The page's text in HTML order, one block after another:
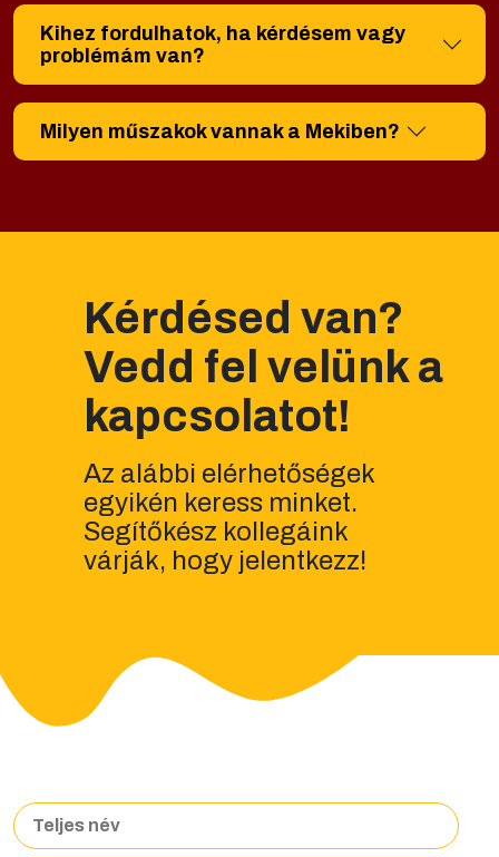
Kihez fordulhatok, ha kérdésem vagy
problémám van?
Milyen műszakok vannak a Mekiben?
Kérdésed van?
Vedd fel velünk a
kapcsolatot!
Az alábbi elérhetőségek
egyikén keress minket.
Segítőkész kollegáink
várják, hogy jelentkezz!